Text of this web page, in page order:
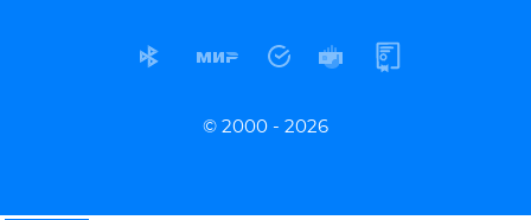
© 2000 - 2026